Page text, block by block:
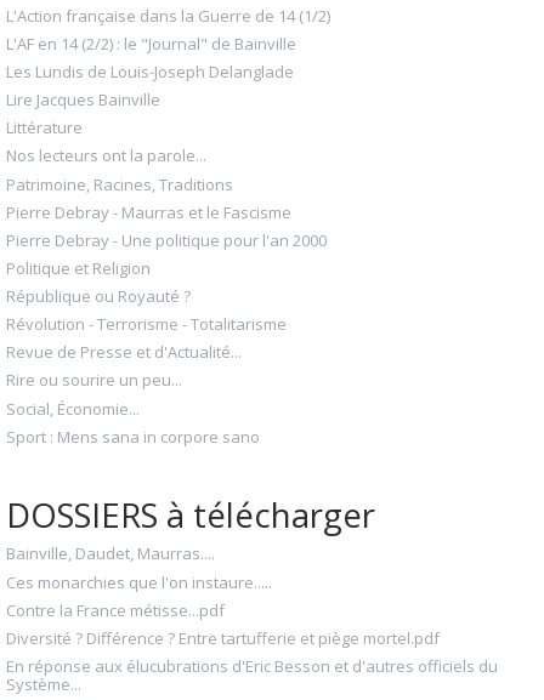
L'Action française dans la Guerre de 14 (1/2)
L'AF en 14 (2/2) : le "Journal" de Bainville
Les Lundis de Louis-Joseph Delanglade
Lire Jacques Bainville
Littérature
Nos lecteurs ont la parole...
Patrimoine, Racines, Traditions
Pierre Debray - Maurras et le Fascisme
Pierre Debray - Une politique pour l'an 2000
Politique et Religion
République ou Royauté ?
Révolution - Terrorisme - Totalitarisme
Revue de Presse et d'Actualité...
Rire ou sourire un peu...
Social, Économie...
Sport : Mens sana in corpore sano
DOSSIERS à télécharger
Bainville, Daudet, Maurras....
Ces monarchies que l'on instaure.....
Contre la France métisse...pdf
Diversité ? Différence ? Entre tartufferie et piège mortel.pdf
En réponse aux élucubrations d'Eric Besson et d'autres officiels du
Système...